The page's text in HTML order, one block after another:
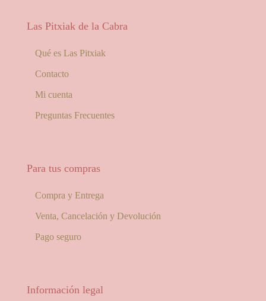
Las Pitxiak de la Cabra
Qué es Las Pitxiak
Contacto
Mi cuenta
Preguntas Frecuentes
Para tus compras
Compra y Entrega
Venta, Cancelación y Devolución
Pago seguro
Información legal